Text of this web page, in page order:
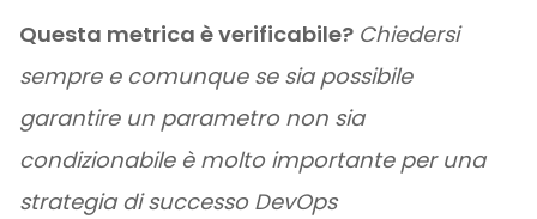
Questa metrica è verificabile? Chiedersi
sempre e comunque se sia possibile
garantire un parametro non sia
condizionabile è molto importante per una
strategia di successo DevOps